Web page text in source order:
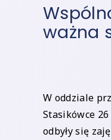
ważna
W oddziale
Stasikówce
odbyły się